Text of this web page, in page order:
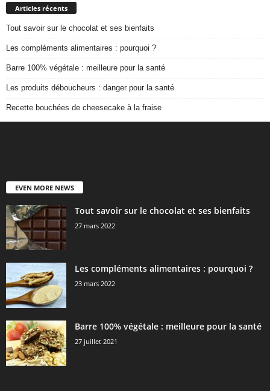
Articles récents
Tout savoir sur le chocolat et ses bienfaits
Les compléments alimentaires : pourquoi ?
Barre 100% végétale : meilleure pour la santé
Les produits déboucheurs : danger pour la santé
Recette bouchées de cheesecake à la fraise
EVEN MORE NEWS
Tout savoir sur le chocolat et ses bienfaits
27 mars 2022
Les compléments alimentaires : pourquoi ?
23 mars 2022
Barre 100% végétale : meilleure pour la santé
27 juillet 2021